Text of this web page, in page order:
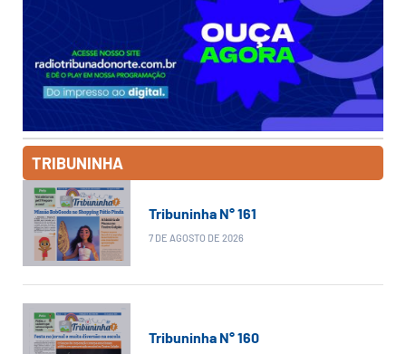
TRIBUNINHA
Tribuninha N° 161
7 DE AGOSTO DE 2026
Tribuninha N° 160